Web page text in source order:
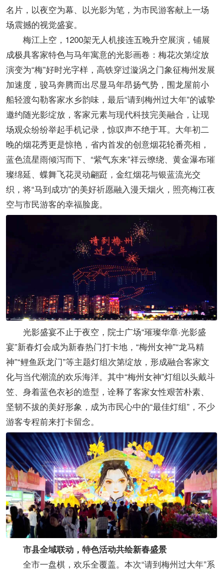
名片，以夜空为幕、以光影为笔，为市民游客献上一场
场震撼的视觉盛宴。
梅江上空，1200架无人机接连五晚升空展演，铺展
成极具客家特色与马年寓意的光影画卷：梅花次第绽放
演变为“梅”好时光字样，高铁穿过漩涡之门象征梅州发展
加速度，骏马奔腾而出尽显马年昂扬气势，围龙屋前小
船轻渡勾勒客家水乡韵味，最后“请到梅州过大年”的诚挚
邀约随光影绽放，客家元素与现代科技完美融合，让现
场观众纷纷举起手机记录，惊叹声不绝于耳。大年初二
晚的烟花秀更是惊艳，省内首发的创意烟花轮番亮相，
蓝色流星雨倾泻而下、“紫气东来”祥云缭绕、黄金瀑布璀
璨绵延、蝶舞飞花灵动翩跹，金红烟花与银蓝流光交
织，将“马到成功”的美好祈愿融入漫天烟火，照亮梅江夜
空与市民游客的幸福脸庞。
光影盛宴不止于夜空，院士广场“璀璨华章·光影盛
宴”新春灯会成为新春热门打卡地，“梅州女神”“龙马精
神”“鲤鱼跃龙门”等主题灯组次第绽放，形成融合客家文
化与当代潮流的欢乐海洋。其中“梅州女神”灯组以头戴斗
笠、身着蓝色衣衫的造型，诠释了客家女性艰苦朴素、
坚韧不拔的美好形象，成为市民心中的“最佳灯组”，不少
游客专程前来打卡留念。
市县全域联动，特色活动共绘新春盛景
全市一盘棋，欢乐全覆盖。本次“请到梅州过大年”系